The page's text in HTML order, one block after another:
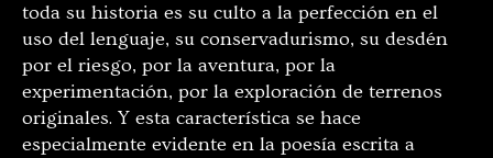
toda su historia es su culto a la perfección en el
uso del lenguaje, su conservadurismo, su desdén
por el riesgo, por la aventura, por la
experimentación, por la exploración de terrenos
originales. Y esta característica se hace
especialmente evidente en la poesía escrita a